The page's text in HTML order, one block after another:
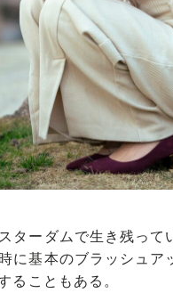
ターダムで生き残って
に基本のブラッシュ
ることもある。